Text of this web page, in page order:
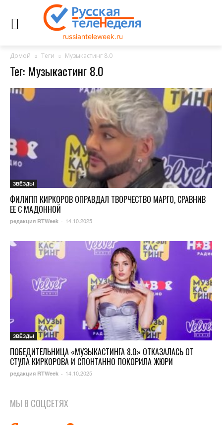
russianteleweek.ru
Домой Теги Музыкастинг 8.0
Тег: Музыкастинг 8.0
ЗВЁЗДЫ
ФИЛИПП КИРКОРОВ ОПРАВДАЛ ТВОРЧЕСТВО МАРГО, СРАВНИВ
ЕЕ С МАДОННОЙ
редакция RTWeek - 14.10.2025
ЗВЁЗДЫ
ПОБЕДИТЕЛЬНИЦА «МУЗЫКАСТИНГА 8.0» ОТКАЗАЛАСЬ ОТ
СТУЛА КИРКОРОВА И СПОНТАННО ПОКОРИЛА ЖЮРИ
редакция RTWeek - 14.10.2025
МЫ В СОЦСЕТЯХ